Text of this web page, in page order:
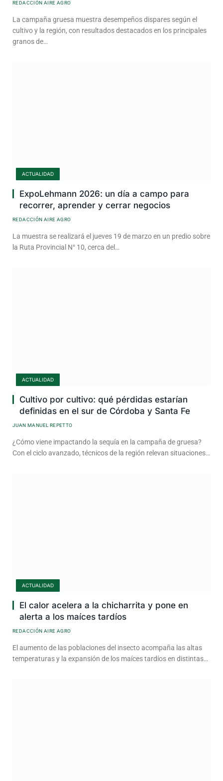
REDACCIÓN AIRE AGRO
La campaña gruesa muestra desempeños dispares según el
cultivo y la región, con resultados destacados en los principales
granos de…
ACTUALIDAD
ExpoLehmann 2026: un día a campo para
recorrer, aprender y cerrar negocios
REDACCIÓN AIRE AGRO
La muestra se realizará el jueves 19 de marzo en un predio sobre
la Ruta Provincial N° 10, cerca del…
ACTUALIDAD
Cultivo por cultivo: qué pérdidas estarían
definidas en el sur de Córdoba y Santa Fe
JUAN MANUEL REPETTO
¿Cómo viene impactando la sequía en la campaña de gruesa?
Con el ciclo avanzado, técnicos de la región relevan situaciones…
ACTUALIDAD
El calor acelera a la chicharrita y pone en
alerta a los maíces tardíos
REDACCIÓN AIRE AGRO
El aumento de las poblaciones del insecto acompaña las altas
temperaturas y la expansión de los maíces tardíos en distintas…